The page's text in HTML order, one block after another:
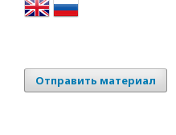
Отправить материал